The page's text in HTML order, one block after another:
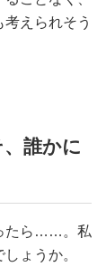
えられそう
誰かに
たら……。私
ょうか。